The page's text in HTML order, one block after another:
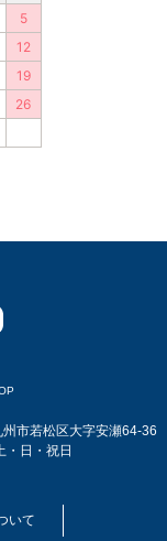
市若松区大字安瀬64-36
日・祝日
いて